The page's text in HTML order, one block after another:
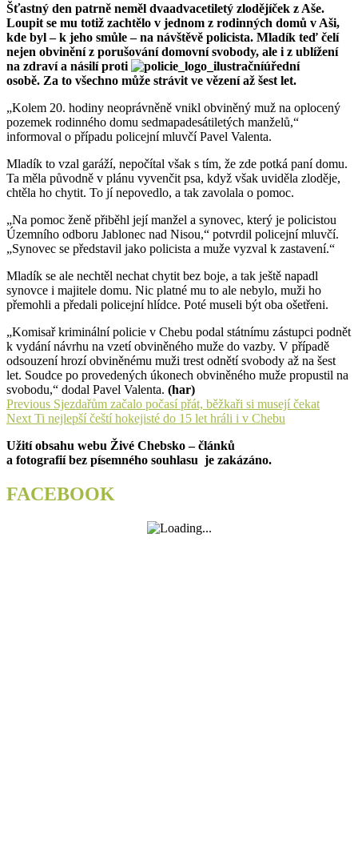
Šťastný den patrně neměl dvaadvacetiletý zlodějíček z Aše.
Loupit se mu totiž zachtělo v jednom z rodinných domů v Aši,
kde byl – k jeho smůle – na návštěvě policista. Mladík teď čelí
nejen obvinění z porušování domovní svobody, ale i z ublížení
na zdraví a násilí proti
úřední
osobě. Za to všechno může strávit ve vězení až šest let.
„Kolem 20. hodiny neoprávněně vnikl obviněný muž na oplocený
pozemek rodinného domu sedmapadesátiletých manželů,“
informoval o případu policejní mluvčí Pavel Valenta.
Mladík to vzal garáží, nepočítal však s tím, že zde potká paní domu.
Ta měla původně v plánu vyvenčit psa, když však uviděla zloděje,
chtěla ho chytit. To jí nepovedlo, a tak zavolala o pomoc.
„Na pomoc ženě přiběhl její manžel a synovec, který je policistou
Územního odboru Jablonec nad Nisou,“ potvrdil policejní mluvčí.
„Synovec se představil jako policista a muže vyzval k zastavení.“
Mladík se ale nechtěl nechat chytit bez boje, a tak ještě napadl
synovce i majitele domu. Nic platné mu to ale nebylo, muži ho
přemohli a předali policejní hlídce. Poté museli být oba ošetřeni.
„Komisař kriminální policie v Chebu podal státnímu zástupci podnět
k vydání návrhu na vzetí obviněného muže do vazby. V případě
odsouzení hrozí obviněnému muži trest odnětí svobody až na šest
let. Soudce po provedených úkonech obviněného muže propustil na
svobodu,“ dodal Pavel Valenta. (har)
Navigace
pro
příspěvek
Previous Previous
post:
Sjezdařům začalo počasí přát, běžkaři si musejí čekat
Next Next
Ti nejlepší čeští hokejisté do 15 let hráli i v Chebu
Užití obsahu webu Živé Chebsko – článků
a fotografií bez písemného souhlasu je zakázáno.
FACEBOOK